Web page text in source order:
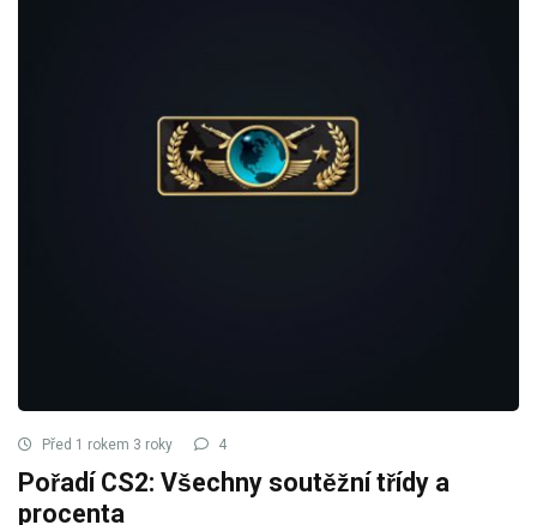
Před 1 rokem 3 roky 4
Pořadí CS2: Všechny soutěžní třídy a
procenta